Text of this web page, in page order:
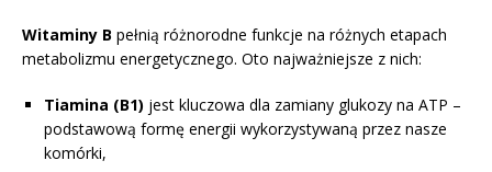
Witaminy B pełnią różnorodne funkcje na różnych etapach
metabolizmu energetycznego. Oto najważniejsze z nich:
Tiamina (B1) jest kluczowa dla zamiany glukozy na ATP –
podstawową formę energii wykorzystywaną przez nasze
komórki,